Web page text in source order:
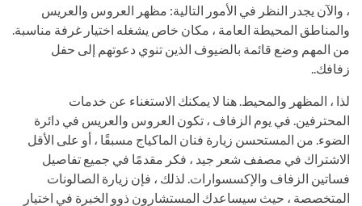
، والآن يجدر النظر في الأمور التالية: مظهر العروس والعريس
والمناطق المحيطة العامة ، مكان خاص يشغله اختيار غرفة مناسبة.
من المهم وضع قائمة بالضيوف الذين تنوي دعوتهم إلى حفل
زفافك..
لذا ، المظهر والمحيط. هنا لا يمكنك الاستغناء عن خدمات
المحترفين. في يوم الزفاف ، تكون العروس والعريس في دائرة
الضوء. من المستحسن زيارة فنان الماكياج مسبقًا ، أو على الأقل
الاشتراك في مصفف شعر جيد ، فكر مقدمًا في جميع تفاصيل
فساتين الزفاف والإكسسوارات. لذلك ، فإن زيارة الصالونات
المتخصصة ، حيث سيساعدك المستشارون ذوو الخبرة في اختيار